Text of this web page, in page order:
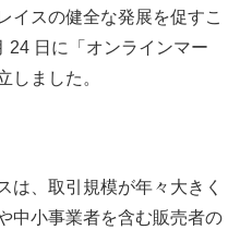
イスの健全な発展を促すこ
24 ⽇に「オンラインマー
しました。
は、取引規模が年々⼤きく
中⼩事業者を含む販売者の